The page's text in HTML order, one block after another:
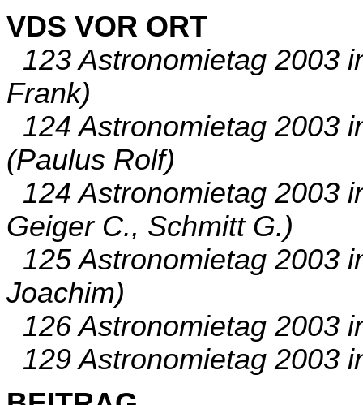
VDS VOR ORT
123 Astronomietag 2003
Frank)
124 Astronomietag 2003
(Paulus Rolf)
124 Astronomietag 2003
Geiger C., Schmitt G.)
125 Astronomietag 2003
Joachim)
126 Astronomietag 2003
129 Astronomietag 2003